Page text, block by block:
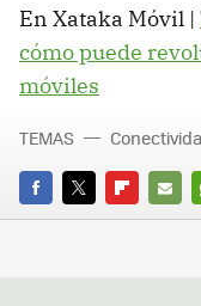
En Xataka Móvil |
cómo puede
móviles
FACEBOOK
TWITTERFLIPBOARD
E-
TEMAS